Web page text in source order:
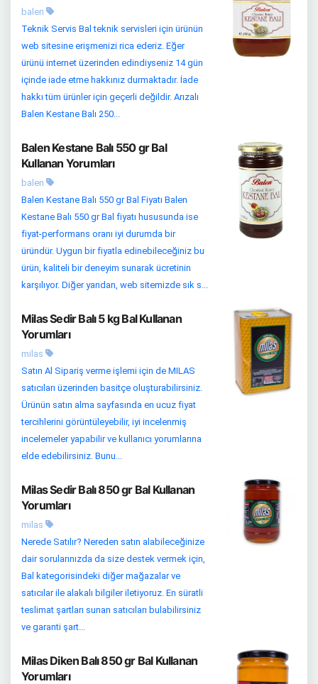
balen
Teknik Servis Bal teknik servisleri için ürünün
web sitesine erişmenizi rica ederiz. Eğer
ürünü internet üzerinden edindiyseniz 14 gün
içinde iade etme hakkınız durmaktadır. İade
hakkı tüm ürünler için geçerli değildir. Arızalı
Balen Kestane Balı 250...
Balen Kestane Balı 550 gr Bal
Kullanan Yorumları
balen
Balen Kestane Balı 550 gr Bal Fiyatı Balen
Kestane Balı 550 gr Bal fiyatı hususunda ise
fiyat-performans oranı iyi durumda bir
üründür. Uygun bir fiyatla edinebileceğiniz bu
ürün, kaliteli bir deneyim sunarak ücretinin
karşılıyor. Diğer yandan, web sitemizde sık s...
Milas Sedir Balı 5 kg Bal Kullanan
Yorumları
milas
Satın Al Sipariş verme işlemi için de MILAS
satıcıları üzerinden basitçe oluşturabilirsiniz.
Ürünün satın alma sayfasında en ucuz fiyat
tercihlerini görüntüleyebilir, iyi incelenmiş
incelemeler yapabilir ve kullanıcı yorumlarına
elde edebilirsiniz. Bunu...
Milas Sedir Balı 850 gr Bal Kullanan
Yorumları
milas
Nerede Satılır? Nereden satın alabileceğinize
dair sorularınızda da size destek vermek için,
Bal kategorisindeki diğer mağazalar ve
satıcılar ile alakalı bilgiler iletiyoruz. En süratli
teslimat şartları sunan satıcıları bulabilirsiniz
ve garanti şart...
Milas Diken Balı 850 gr Bal Kullanan
Yorumları